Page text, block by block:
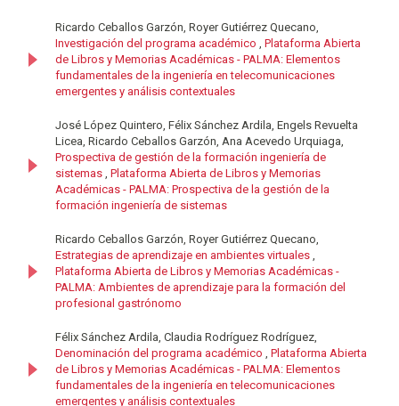
Ricardo Ceballos Garzón, Royer Gutiérrez Quecano,
Investigación del programa académico , Plataforma Abierta
de Libros y Memorias Académicas - PALMA: Elementos
fundamentales de la ingeniería en telecomunicaciones
emergentes y análisis contextuales
José López Quintero, Félix Sánchez Ardila, Engels Revuelta
Licea, Ricardo Ceballos Garzón, Ana Acevedo Urquiaga,
Prospectiva de gestión de la formación ingeniería de
sistemas , Plataforma Abierta de Libros y Memorias
Académicas - PALMA: Prospectiva de la gestión de la
formación ingeniería de sistemas
Ricardo Ceballos Garzón, Royer Gutiérrez Quecano,
Estrategias de aprendizaje en ambientes virtuales ,
Plataforma Abierta de Libros y Memorias Académicas -
PALMA: Ambientes de aprendizaje para la formación del
profesional gastrónomo
Félix Sánchez Ardila, Claudia Rodríguez Rodríguez,
Denominación del programa académico , Plataforma Abierta
de Libros y Memorias Académicas - PALMA: Elementos
fundamentales de la ingeniería en telecomunicaciones
emergentes y análisis contextuales